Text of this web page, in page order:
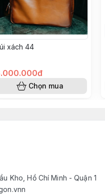
xách 44
Chọn mua
Kho, Hồ Chí Minh - Quận 1